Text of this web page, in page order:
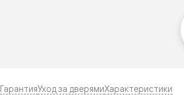
ГарантияУход за дверямиХарактеристики